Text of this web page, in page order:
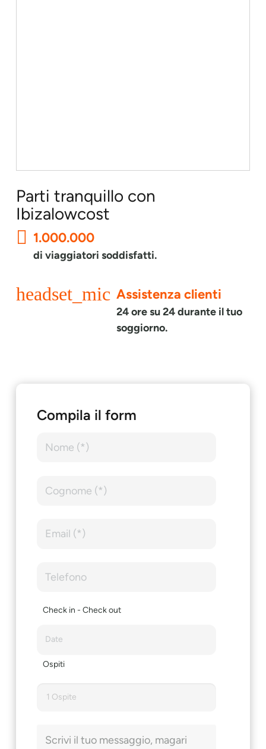
Parti tranquillo con
Ibizalowcost
1.000.000
di viaggiatori soddisfatti.
headset_mic Assistenza clienti
24 ore su 24 durante il tuo
soggiorno.
Compila il form
Check in - Check out
Ospiti
1 Ospite